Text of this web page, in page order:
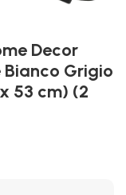
Decor
Bianco Grigio
53 cm) (2